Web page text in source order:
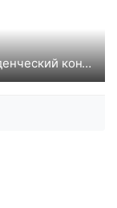
Семинар-совещание "Внутриучрежденческий контроль в организации социальной помощи семье и детям: поня